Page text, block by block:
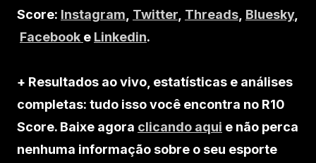
Score: Instagram Twitter Threads Bluesky,
Facebook e Linkedin.
+ Resultados ao vivo, estatísticas e análises
completas: tudo isso você encontra no R10
Score. Baixe agora clicando aqui e não perca
nenhuma informação sobre o seu esporte